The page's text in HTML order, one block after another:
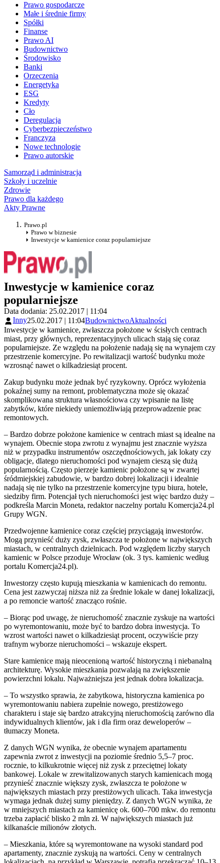
Prawo gospodarcze
Małe i średnie firmy
Spółki
Finanse
Prawo AI
Budownictwo
Środowisko
Banki
Orzeczenia
Energetyka
ESG
Kredyty
Cło
Deregulacja
Cyberbezpieczeństwo
Franczyza
Nowe technologie
Prawo autorskie
Samorząd i administracja
Szkoły i uczelnie
Zdrowie
Prawo dla każdego
Akty Prawne
Prawo.pl
Prawo w biznesie
Inwestycje w kamienice coraz popularniejsze
Inwestycje w kamienice coraz
popularniejsze
Data dodania: 25.02.2017 | 11:04
Inny25.02.2017 | 11:04BudownictwoAktualności
Inwestycje w kamienice, zwłaszcza położone w ścisłych centrach
miast, przy głównych, reprezentacyjnych ulicach stają się coraz
popularniejsze. Ze względu na położenie nadają się na wynajem czy
przestrzenie komercyjne. Po rewitalizacji wartość budynku może
wzrosnąć nawet o kilkadziesiąt procent.
Zakup budynku może jednak być ryzykowny. Oprócz wyłożenia
pokaźnej sumy na remont, problematyczna może się okazać
skomplikowana struktura własnościowa czy wpisanie na listę
zabytków, które niekiedy uniemożliwiają przeprowadzenie prac
remontowych.
– Bardzo dobrze położone kamienice w centrach miast są idealne na
wynajem. Obecnie stopa zwrotu z wynajmu jest znacznie wyższa
niż w przypadku instrumentów oszczędnościowych, jak lokaty czy
obligacje, dlatego nieruchomości pod wynajem cieszą się dużą
popularnością. Często pierzeje kamienic położone są w zwartej
śródmiejskiej zabudowie, w bardzo dobrej lokalizacji i idealnie
nadają się nie tylko na przestrzenie komercyjne typu biura, hotele,
siedziby firm. Potencjał tych nieruchomości jest więc bardzo duży –
podkreśla Marcin Moneta, redaktor naczelny portalu Komercja24.pl
Grupy WGN.
Przedwojenne kamienice coraz częściej przyciągają inwestorów.
Mogą przynieść duży zysk, zwłaszcza te położone w największych
miastach, w centralnych dzielnicach. Pod względem liczby starych
kamienic w Polsce przoduje Wrocław (ok. 3 tys. kamienic według
portalu Komercja24.pl).
Inwestorzy często kupują mieszkania w kamienicach do remontu.
Cena jest zazwyczaj niższa niż za średnie lokale w danej lokalizacji,
a po remoncie wartość znacząco rośnie.
– Biorąc pod uwagę, że nieruchomość znacznie zyskuje na wartości
po wyremontowaniu, może być to bardzo dobra inwestycja. To
wzrost wartości nawet o kilkadziesiąt procent, oczywiście przy
trafnym wyborze nieruchomości – wskazuje ekspert.
Stare kamienice mają nieocenioną wartość historyczną i niebanalną
architekturę. Wysokie mieszkania pozwalają na zwiększenie
powierzchni lokalu. Najważniejsza jest jednak dobra lokalizacja.
– To wszystko sprawia, że zabytkowa, historyczna kamienica po
wyremontowaniu nabiera zupełnie nowego, prestiżowego
charakteru i staje się bardzo atrakcyjną nieruchomością zarówno dla
indywidualnych klientów, jak i dla firm oraz deweloperów –
tłumaczy Moneta.
Z danych WGN wynika, że obecnie wynajem apartamentu
zapewnia zwrot z inwestycji na poziomie średnio 5,5–7 proc.
rocznie, to kilkukrotnie więcej niż zysk z przeciętnej lokaty
bankowej. Lokale w zrewitalizowanych starych kamienicach mogą
przynieść znacznie większy zysk, zwłaszcza te położone w
największych miastach przy prestiżowych ulicach. Taka inwestycja
wymaga jednak dużej sumy pieniędzy. Z danych WGN wynika, że
w mniejszych miastach za kamienicę ok. 600–700 mkw. do remontu
trzeba zapłacić blisko 2 mln zł. W największych miastach już
kilkanaście milionów złotych.
– Mieszkania, które są wyremontowane na wysoki standard pod
apartamenty, znacznie zyskują na wartości. Ceny w centralnych